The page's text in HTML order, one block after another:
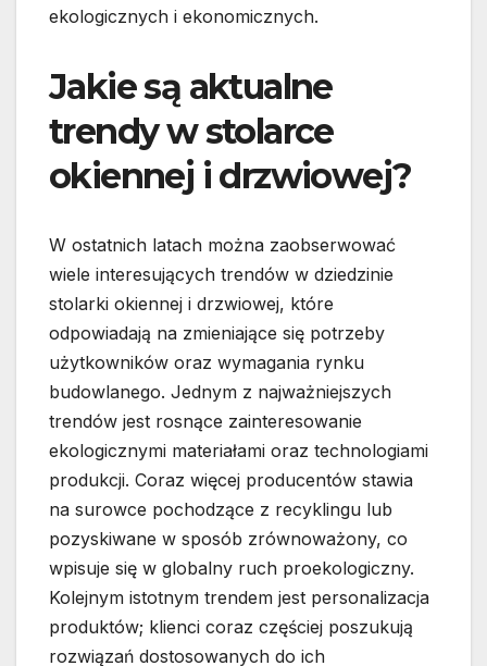
ekologicznych i ekonomicznych.
Jakie są aktualne
trendy w stolarce
okiennej i drzwiowej?
W ostatnich latach można zaobserwować
wiele interesujących trendów w dziedzinie
stolarki okiennej i drzwiowej, które
odpowiadają na zmieniające się potrzeby
użytkowników oraz wymagania rynku
budowlanego. Jednym z najważniejszych
trendów jest rosnące zainteresowanie
ekologicznymi materiałami oraz technologiami
produkcji. Coraz więcej producentów stawia
na surowce pochodzące z recyklingu lub
pozyskiwane w sposób zrównoważony, co
wpisuje się w globalny ruch proekologiczny.
Kolejnym istotnym trendem jest personalizacja
produktów; klienci coraz częściej poszukują
rozwiązań dostosowanych do ich